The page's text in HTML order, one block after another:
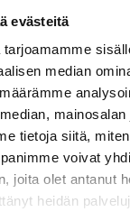
evästeitä
median
tietoja siitä,
voivat
joita olet antanut
heidän
JHL